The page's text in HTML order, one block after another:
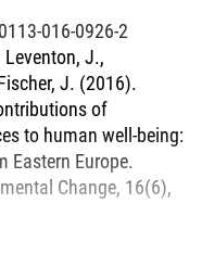
016-0926-2
Leventon, J.,
J. (2016).
of
to human well-being:
Eastern Europe.
Change, 16(6),
sein, wenn
spielen die
der Aufrechterhaltung
Interaktion mit dem
Überzeugungen,
bedroht.